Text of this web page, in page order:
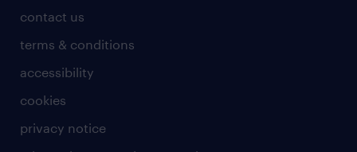
contact us
terms & conditions
accessibility
cookies
privacy notice